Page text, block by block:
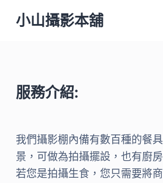
跳
內
容
小山攝影本舖
服務介紹:
我們攝影棚內備有數百種的餐
景，可做為拍攝擺設，也有廚
若您是拍攝生食，您只需要將